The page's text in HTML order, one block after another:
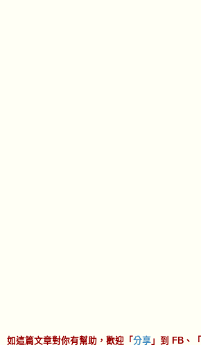
如這篇文章對你有幫助，歡迎「 分享 」到 FB、「